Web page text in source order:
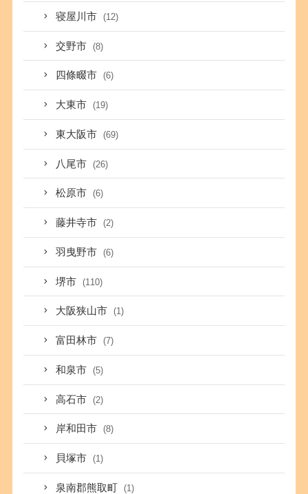
寝屋川市 (12)
交野市 (8)
四條畷市 (6)
大東市 (19)
東大阪市 (69)
八尾市 (26)
松原市 (6)
藤井寺市 (2)
羽曳野市 (6)
堺市 (110)
大阪狭山市 (1)
富田林市 (7)
和泉市 (5)
高石市 (2)
岸和田市 (8)
貝塚市 (1)
泉南郡熊取町 (1)